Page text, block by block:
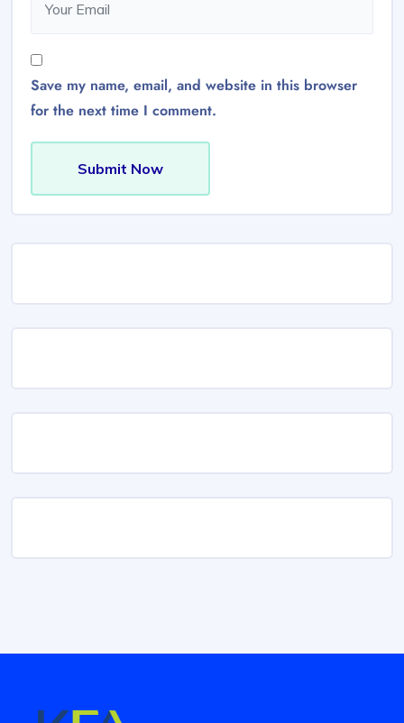
Save my name, email, and website in this browser
for the next time I comment.
Submit Now